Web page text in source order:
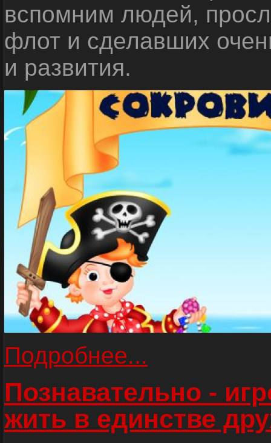
вспомним людей,
флот и сделавших
и развития.
Подробнее...
Познавательно -
жить в единстве